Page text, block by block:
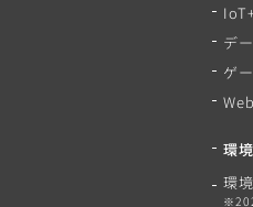
デ
ゲ
環
環